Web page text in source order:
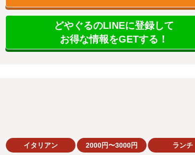
どやぐるのLINEに登録して
お得な情報をGETする！
イタリアン 2000円〜3000円 ランチ